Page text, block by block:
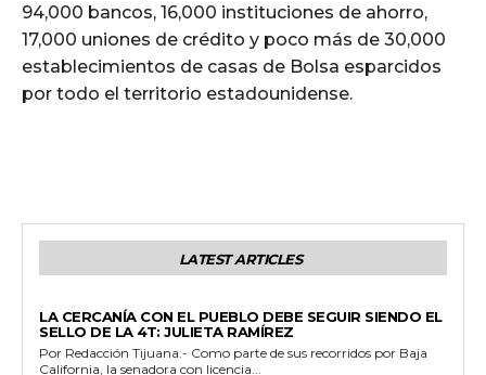
94,000 bancos, 16,000 instituciones de ahorro,
17,000 uniones de crédito y poco más de 30,000
establecimientos de casas de Bolsa esparcidos
por todo el territorio estadounidense.
LATEST ARTICLES
LA CERCANÍA CON EL PUEBLO DEBE SEGUIR SIENDO EL
SELLO DE LA 4T: JULIETA RAMÍREZ
Por Redacción Tijuana.- Como parte de sus recorridos por Baja
California, la senadora con licencia...